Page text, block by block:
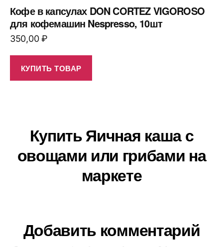
Кофе в капсулах DON CORTEZ VIGOROSO
для кофемашин Nespresso, 10шт
350,00₽
КУПИТЬ ТОВАР
Купить Яичная каша с
овощами или грибами на
маркете
Добавить комментарий